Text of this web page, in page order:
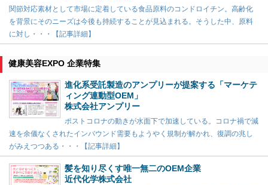
関節対応素材として市場に定着している食品原料のコンドロイチン。高齢化
を背景にそのニーズは今後も持続することが見込まれる。そうした中、原料
に対し・・・【記事詳細】
健康美容EXPO 企業特集
進化系受託製造のアンプリーが提案する「マーケテ
ィング連動型OEM」
株式会社アンプリー
ポストコロナの動きが水面下で加速している。コロナ禍で減
速を余儀なくされたインバウンド需要もようやく規制が解かれ、復調の兆し
がみえつつある・・・【記事詳細】
髪を知り尽くす唯一無二のOEM企業
近代化学株式会社